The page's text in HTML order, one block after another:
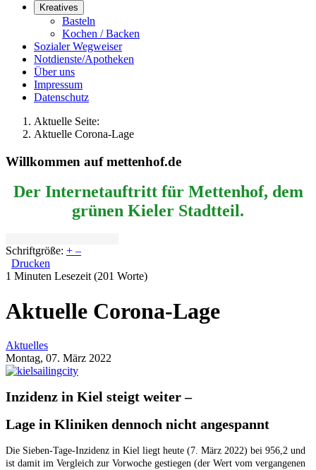
Kreatives
Basteln
Kochen / Backen
Sozialer Wegweiser
Notdienste/Apotheken
Über uns
Impressum
Datenschutz
Aktuelle Seite:
Aktuelle Corona-Lage
Willkommen auf mettenhof.de
Der Internetauftritt für Mettenhof, dem
grünen Kieler Stadtteil.
Schriftgröße: + –
Drucken
1 Minuten Lesezeit (201 Worte)
Aktuelle Corona-Lage
Aktuelles
Montag, 07. März 2022
Inzidenz in Kiel steigt weiter –
Lage in Kliniken dennoch nicht angespannt
Die Sieben-Tage-Inzidenz in Kiel liegt heute (7. März 2022) bei 956,2 und
ist damit im Vergleich zur Vorwoche gestiegen (der Wert vom vergangenen